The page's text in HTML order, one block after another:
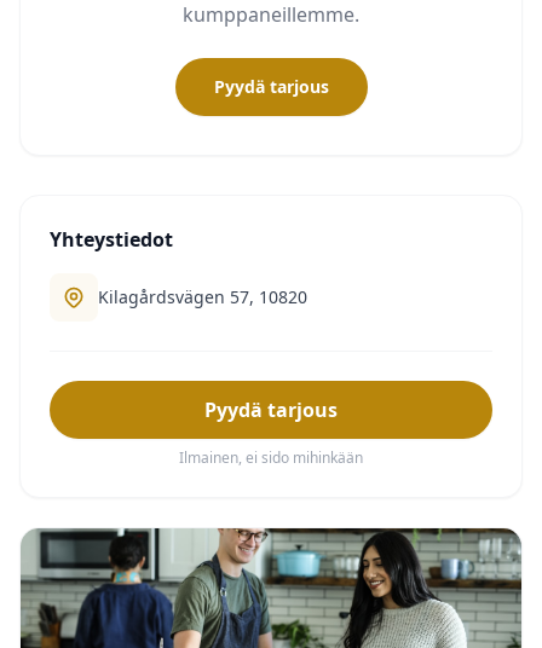
kumppaneillemme.
Pyydä tarjous
Yhteystiedot
Kilagårdsvägen 57, 10820
Pyydä tarjous
Ilmainen, ei sido mihinkään